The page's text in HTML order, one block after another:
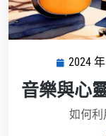
2024
音樂與心
如何利